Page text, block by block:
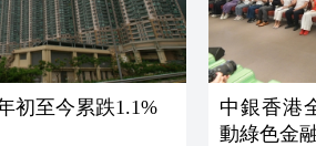
初至今累跌1.1%
中銀香港
動綠色金